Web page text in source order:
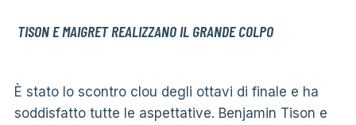
TISON E MAIGRET REALIZZANO IL GRANDE COLPO
È stato lo scontro clou degli ottavi di finale e ha
soddisfatto tutte le aspettative. Benjamin Tison e